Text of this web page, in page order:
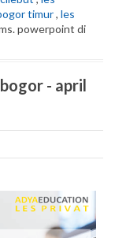
timur, les
powerpoint di
- april